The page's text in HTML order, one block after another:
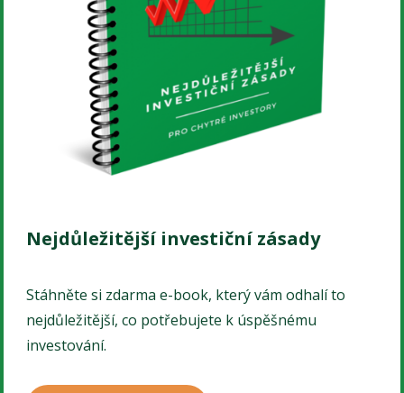
Nejdůležitější investiční zásady
Stáhněte si zdarma e-book, který vám odhalí to
nejdůležitější, co potřebujete k úspěšnému
investování.